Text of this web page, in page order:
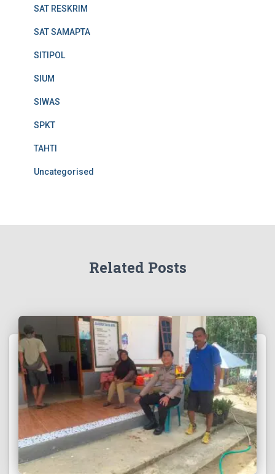
SAT RESKRIM
SAT SAMAPTA
SITIPOL
SIUM
SIWAS
SPKT
TAHTI
Uncategorised
Related Posts